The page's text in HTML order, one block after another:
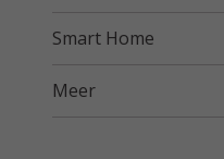
Smart Home
Meer